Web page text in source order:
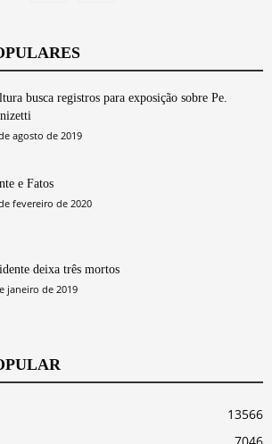
busca registros para exposição sobre Pe.
agosto de 2019
e Fatos
fevereiro de 2020
deixa três mortos
janeiro de 2019
13566